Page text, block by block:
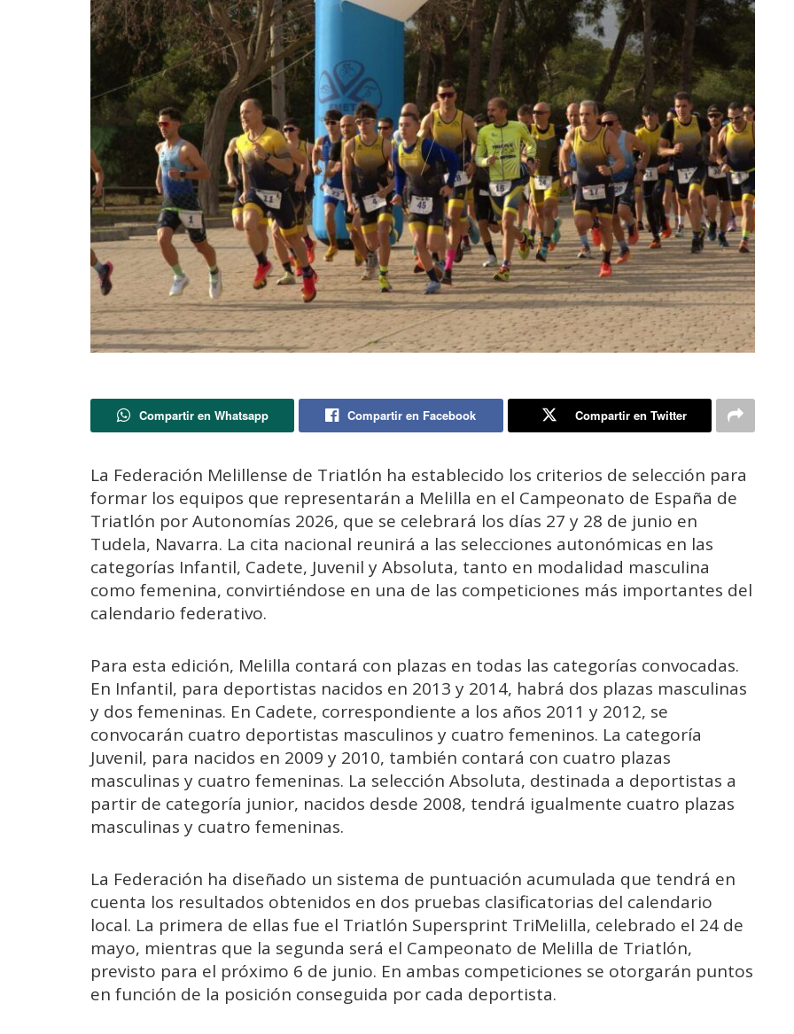
Compartir en Whatsapp Compartir en Facebook Compartir en Twitter
La Federación Melillense de Triatlón ha establecido los criterios de selección para
formar los equipos que representarán a Melilla en el Campeonato de España de
Triatlón por Autonomías 2026, que se celebrará los días 27 y 28 de junio en
Tudela, Navarra. La cita nacional reunirá a las selecciones autonómicas en las
categorías Infantil, Cadete, Juvenil y Absoluta, tanto en modalidad masculina
como femenina, convirtiéndose en una de las competiciones más importantes del
calendario federativo.
Para esta edición, Melilla contará con plazas en todas las categorías convocadas.
En Infantil, para deportistas nacidos en 2013 y 2014, habrá dos plazas masculinas
y dos femeninas. En Cadete, correspondiente a los años 2011 y 2012, se
convocarán cuatro deportistas masculinos y cuatro femeninos. La categoría
Juvenil, para nacidos en 2009 y 2010, también contará con cuatro plazas
masculinas y cuatro femeninas. La selección Absoluta, destinada a deportistas a
partir de categoría junior, nacidos desde 2008, tendrá igualmente cuatro plazas
masculinas y cuatro femeninas.
La Federación ha diseñado un sistema de puntuación acumulada que tendrá en
cuenta los resultados obtenidos en dos pruebas clasificatorias del calendario
local. La primera de ellas fue el Triatlón Supersprint TriMelilla, celebrado el 24 de
mayo, mientras que la segunda será el Campeonato de Melilla de Triatlón,
previsto para el próximo 6 de junio. En ambas competiciones se otorgarán puntos
en función de la posición conseguida por cada deportista.